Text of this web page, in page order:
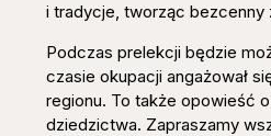
i tradycje, tworząc bezcenny
Podczas prelekcji będzie
czasie okupacji angażował
regionu. To także opowieść
dziedzictwa. Zapraszamy